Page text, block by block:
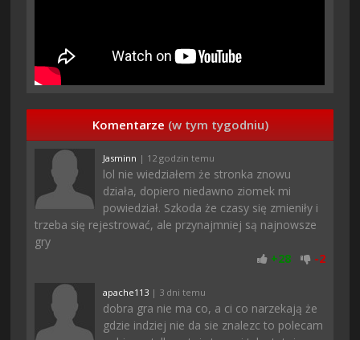
Komentarze (w tym tygodniu)
Jasminn | 12 godzin temu
lol nie wiedziałem że stronka znowu
działa, dopiero niedawno ziomek mi
powiedział. Szkoda że czasy się zmieniły i
trzeba się rejestrować, ale przynajmniej są najnowsze
gry
+28 -2
apache113 | 3 dni temu
dobra gra nie ma co, a ci co narzekają że
gdzie indziej nie da sie znalezc to polecam